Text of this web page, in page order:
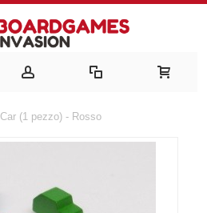
Car (1 pezzo) - Rosso